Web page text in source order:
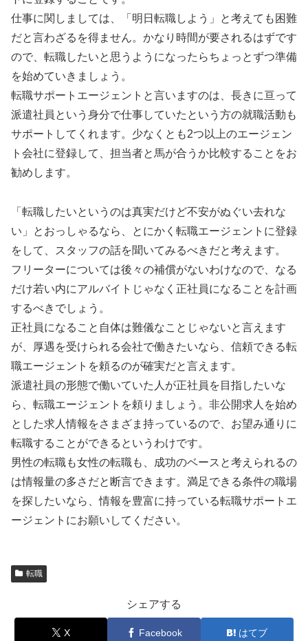
仕事に関しましては、「明日転職しよう」と考えても困難
だと言わざるを得ません。かなり時間が要されるはずです
ので、転職したいと思うようになったらちょっとずつ準備
を始めていきましょう。
転職サポートエージェントと言いますのは、長きに亘って
派遣社員という身分で仕事していたという方の就職活動も
サポートしてくれます。少なくとも2つ以上のエージェン
ト会社に登録して、担当者と馬が合うか比較することをお
勧めします。
「転職したいというのは真実だけど不安がぬぐい去れな
い」とおっしゃるなら、とにかく転職エージェントに登録
をして、スタッフの話を聞いてみるべきだと考えます。
フリーターについては後々の補償がないわけなので、なる
だけ若い内にアルバイトじゃなく正社員になることを計画
するべきでしょう。
正社員になること自体は難儀なことじゃないと言えます
が、厚遇を受けられる会社で働きたいなら、信頼できる転
職エージェントを頼るのが確実だと言えます。
派遣社員の形態で働いていた人が正社員を目指したいな
ら、転職エージェントを頼りましょう。非公開求人を始め
とした求人情報をさまざま持っているので、お望み通りに
転職することができるというわけです。
男性の転職も女性の転職も、成功のベースと考えられるの
は情報量の多さだと断言できます。満足できる条件の職場
を探したいなら、情報を豊富に持っている転職サポートエ
ージェントにお願いしてください。
転職
シェアする
X Facebook はてブ